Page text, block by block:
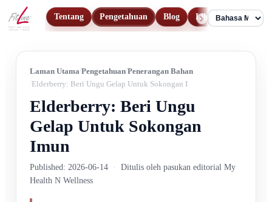
Tentang Pengetahuan Blog Lihat Produk
Language
Laman Utama Pengetahuan Penerangan Bahan
Elderberry: Beri Ungu Gelap Untuk Sokongan Imun
Elderberry: Beri Ungu
Gelap Untuk Sokongan
Imun
Published: 2026-06-14 ·
Ditulis oleh pasukan editorial My
Health N Wellness